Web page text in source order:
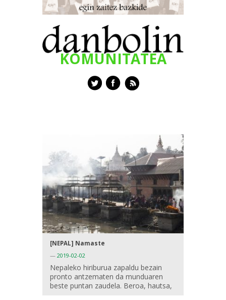
KOMUNITATEA
[NEPAL] Namaste
— 2019-02-02
Nepaleko hiriburua zapaldu bezain
pronto antzematen da munduaren
beste puntan zaudela. Beroa, hautsa,